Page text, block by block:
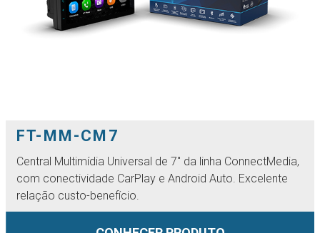
FT-MM-CM7
Central Multimídia Universal de 7'' da linha ConnectMedia,
com conectividade CarPlay e Android Auto. Excelente
relação custo-benefício.